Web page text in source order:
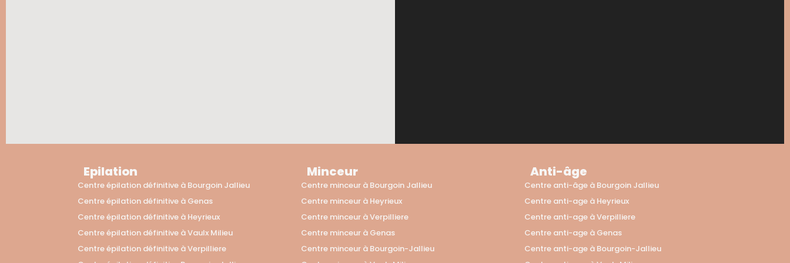
Epilation
Centre épilation définitive à Bourgoin Jallieu
Centre épilation définitive à Genas
Centre épilation définitive à Heyrieux
Centre épilation définitive à Vaulx Milieu
Centre épilation définitive à Verpilliere
Minceur
Centre minceur à Bourgoin Jallieu
Centre minceur à Heyrieux
Centre minceur à Verpilliere
Centre minceur à Genas
Centre minceur à Bourgoin-Jallieu
Anti-âge
Centre anti-âge à Bourgoin Jallieu
Centre anti-age à Heyrieux
Centre anti-age à Verpilliere
Centre anti-age à Genas
Centre anti-age à Bourgoin-Jallieu